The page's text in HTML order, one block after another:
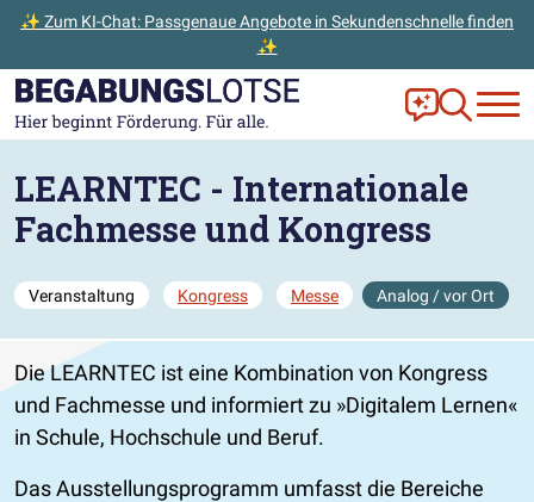
✨ Zum KI-Chat: Passgenaue Angebote in Sekundenschnelle finden
✨
Zum Hauptinhalt der Seite springen
Zur Startseite gehen Frag Ella!
Zur
LEARNTEC - Internationale
Fachmesse und Kongress
Veranstaltung Kongress Messe Analog / vor Ort
Die LEARNTEC ist eine Kombination von Kongress
und Fachmesse und informiert zu
Digitalem Lernen
in Schule, Hochschule und Beruf.
Das Ausstellungsprogramm umfasst die Bereiche